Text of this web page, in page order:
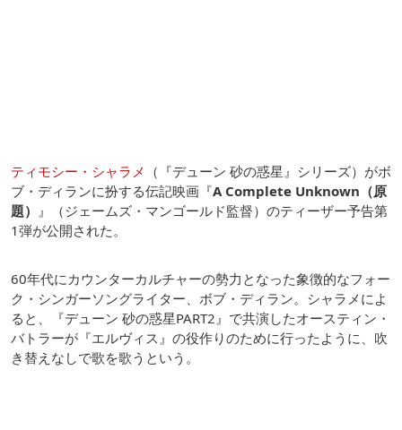
ティモシー・シャラメ （『デューン 砂の惑星』シリーズ）がボ
ブ・ディランに扮する伝記映画『A Complete Unknown（原
題）
』（ジェームズ・マンゴールド監督）のティーザー予告第
1弾が公開された。
60年代にカウンターカルチャーの勢力となった象徴的なフォー
ク・シンガーソングライター、ボブ・ディラン。シャラメによ
ると、『デューン 砂の惑星PART2』で共演したオースティン・
バトラーが『エルヴィス』の役作りのために行ったように、吹
き替えなしで歌を歌うという。